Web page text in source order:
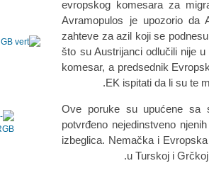
evropskog komesara za
Avramopulos je upozorio da
zahteve za azil koji se
što su Austrijanci odlučili nije
komesar, a predsednik
EK ispitati da li su te
Ove poruke su upućene sa
potvrđeno nejedinstveno
izbeglica. Nemačka i
u Turskoj i